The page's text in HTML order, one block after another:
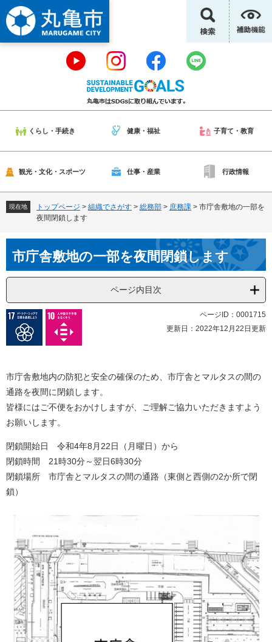
ー
ジ
の
。
ニ
ュ
ー
て
くらし・手続き 健康・福祉 子育て・教育
観光・文化・スポーツ 仕事・産業 行政情報
現在地 トップページ > 組織でさがす > 総務部 > 庶務課 > 市庁舎敷地の一部を
夜間閉鎖します
文市庁舎敷地の一部を夜間閉鎖します
ページ内目次
ページID：0001715
更新日：2022年12月22日更新
市庁舎敷地内の防犯と安全の確保のため、市庁舎とマルタスの間の
通路を夜間に閉鎖します。
皆様にはご不便をおかけしますが、ご理解ご協力いただきますよう
お願いします。
閉鎖開始日 令和4年8月22日（月曜日）から
閉鎖時間 21時30分～翌日6時30分
閉鎖場所 市庁舎とマルタスの間の通路（東側と西側の2か所で閉
鎖）